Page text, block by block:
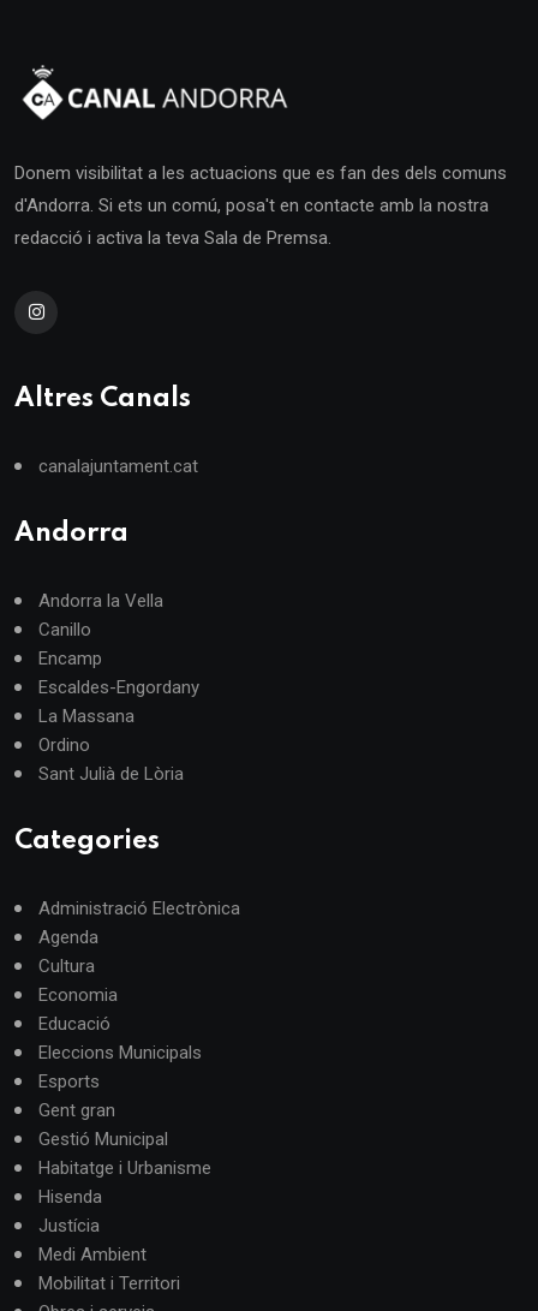
Donem visibilitat a les actuacions que es fan des dels comuns
d'Andorra. Si ets un comú, posa't en contacte amb la nostra
redacció i activa la teva Sala de Premsa.
Altres Canals
canalajuntament.cat
Andorra
Andorra la Vella
Canillo
Encamp
Escaldes-Engordany
La Massana
Ordino
Sant Julià de Lòria
Categories
Administració Electrònica
Agenda
Cultura
Economia
Educació
Eleccions Municipals
Esports
Gent gran
Gestió Municipal
Habitatge i Urbanisme
Hisenda
Justícia
Medi Ambient
Mobilitat i Territori